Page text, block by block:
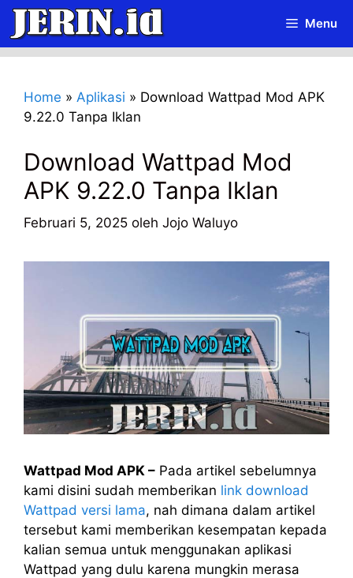
Langsung
isi
Menu
Home » Aplikasi » Download Wattpad Mod APK
9.22.0 Tanpa Iklan
Download Wattpad Mod
APK 9.22.0 Tanpa Iklan
Februari 5, 2025 oleh Jojo Waluyo
Wattpad Mod APK – Pada artikel sebelumnya
kami disini sudah memberikan link download
Wattpad versi lama, nah dimana dalam artikel
tersebut kami memberikan kesempatan kepada
kalian semua untuk menggunakan aplikasi
Wattpad yang dulu karena mungkin merasa